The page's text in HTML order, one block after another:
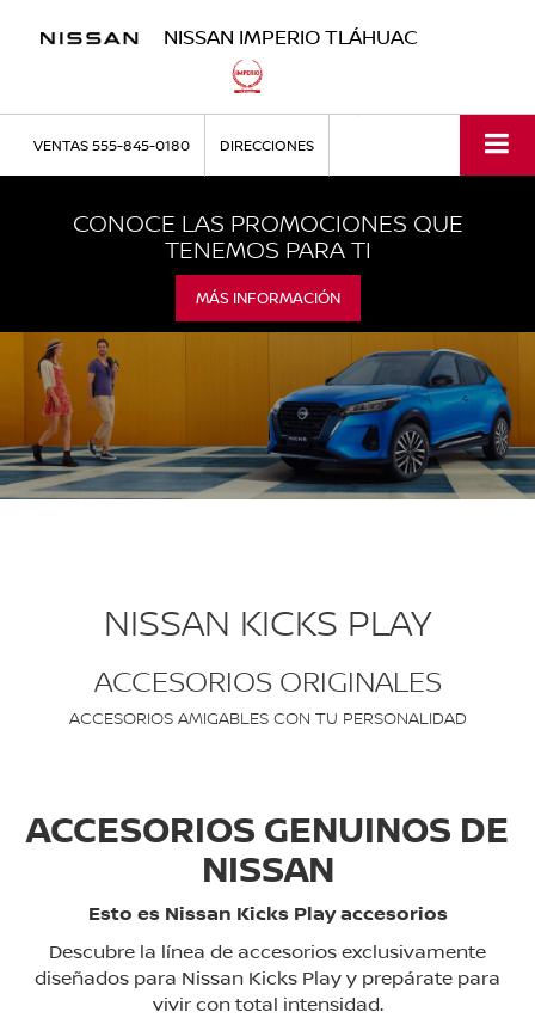
NISSAN IMPERIO TLÁHUAC
VENTAS555-845-0180 DIRECCIONES
CONOCE LAS PROMOCIONES QUE
TENEMOS PARA TI
MÁS INFORMACIÓN
NISSAN KICKS PLAY
ACCESORIOS ORIGINALES
ACCESORIOS AMIGABLES CON TU PERSONALIDAD
ACCESORIOS GENUINOS DE
NISSAN
Esto es Nissan Kicks Play accesorios
Descubre la línea de accesorios exclusivamente
diseñados para Nissan Kicks Play y prepárate para
vivir con total intensidad.